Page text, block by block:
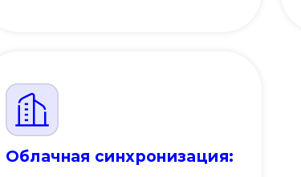
Облачная синхронизация: